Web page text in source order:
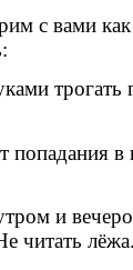
с вами как
трогать
попадания в
и
читать лёжа.